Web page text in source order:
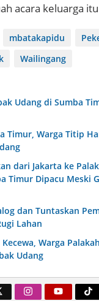
acara keluarga
mbatakapidu
Wailingang
Udang di Sumba
Timur, Warga Titip
dari Jakarta ke
Timur Dipacu Meski
dan Tuntaskan
Lahan
Warga
Udang